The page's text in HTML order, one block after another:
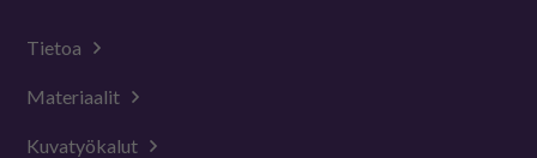
Tietoa
Materiaalit
Kuvatyökalut